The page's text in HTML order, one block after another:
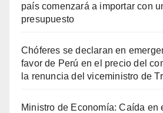
país comenzará a importar con
presupuesto
Chóferes se declaran en
favor de Perú en el precio del
la renuncia del viceministro de
Ministro de Economía: Caída en